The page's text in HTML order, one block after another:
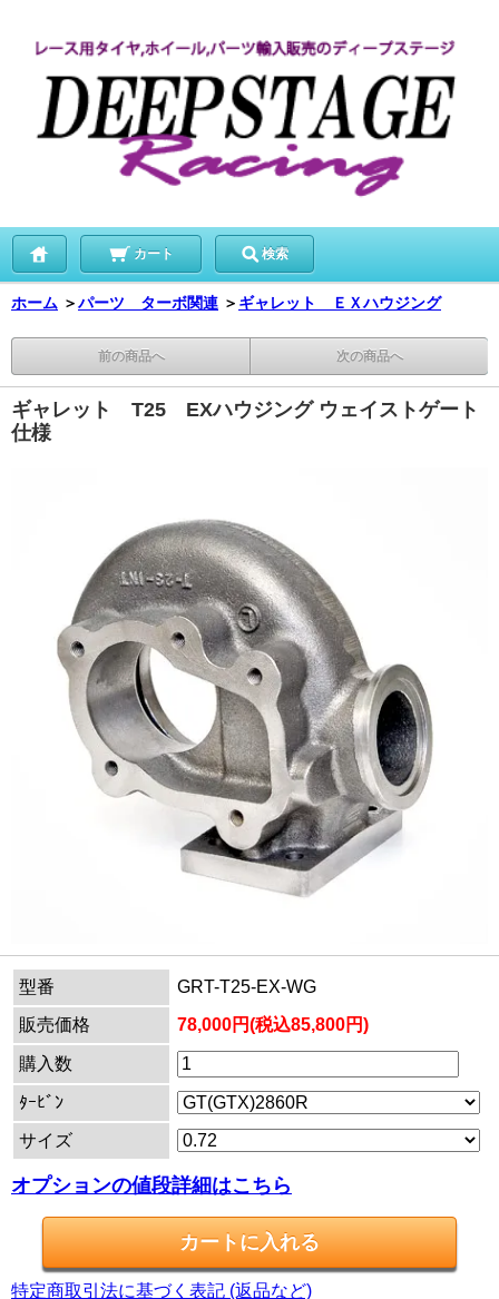
カート 検索
ホーム ＞パーツ ターボ関連 ＞ ギャレット ＥＸハウジング
前の商品へ 次の商品へ
ギャレット T25 EXハウジング ウェイストゲート
仕様
型番
GRT-T25-EX-WG
販売価格
78,000円(税込85,800円)
購入数
ﾀｰﾋﾞﾝ
サイズ
オプションの値段詳細はこちら
特定商取引法に基づく表記 (返品など)